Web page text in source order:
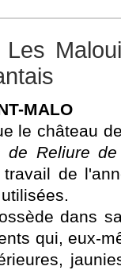
MALO
le château
de Reliure de
de
dans
qui, eux-